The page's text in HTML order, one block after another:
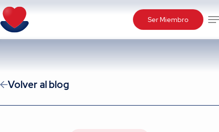
Skip
to
main
Ser Miembro
Volver al blog